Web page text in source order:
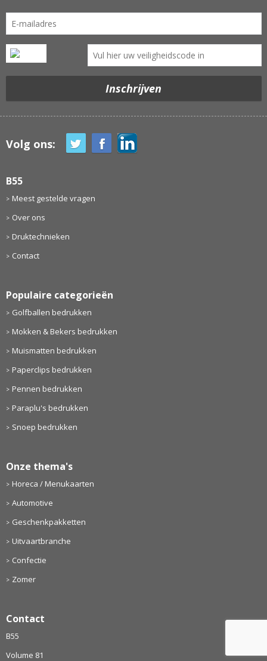
Volg ons:
B55
Meest gestelde vragen
Over ons
Druktechnieken
Contact
Populaire categorieën
Golfballen bedrukken
Mokken & Bekers bedrukken
Muismatten bedrukken
Paperclips bedrukken
Pennen bedrukken
Paraplu's bedrukken
Snoep bedrukken
Onze thema's
Horeca / Menukaarten
Automotive
Geschenkpakketten
Uitvaartbranche
Confectie
Zomer
Contact
B55
Volume 81